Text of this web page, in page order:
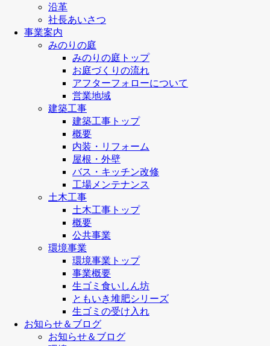
沿革
社長あいさつ
事業案内
みのりの庭
みのりの庭トップ
お庭づくりの流れ
アフターフォローについて
営業地域
建築工事
建築工事トップ
概要
内装・リフォーム
屋根・外壁
バス・キッチン改修
工場メンテナンス
土木工事
土木工事トップ
概要
公共事業
環境事業
環境事業トップ
事業概要
生ゴミ食いしん坊
ともいき堆肥シリーズ
生ゴミの受け入れ
お知らせ＆ブログ
お知らせ＆ブログ